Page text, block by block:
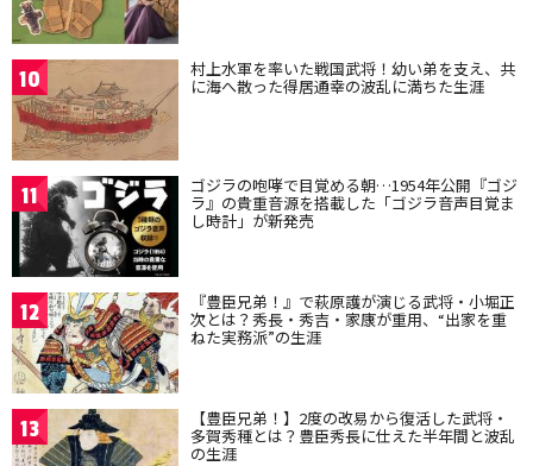
10 村上水軍を率いた戦国武将！幼い弟を支え、共
に海へ散った得居通幸の波乱に満ちた生涯
11 ゴジラの咆哮で目覚める朝…1954年公開『ゴジ
ラ』の貴重音源を搭載した「ゴジラ音声目覚ま
し時計」が新発売
12 『豊臣兄弟！』で萩原護が演じる武将・小堀正
次とは？秀長・秀吉・家康が重用、“出家を重
ねた実務派”の生涯
13 【豊臣兄弟！】2度の改易から復活した武将・
多賀秀種とは？豊臣秀長に仕えた半年間と波乱
の生涯